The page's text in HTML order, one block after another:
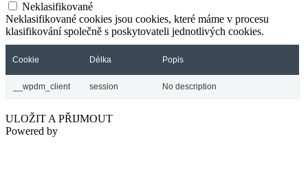
Neklasifikované
Neklasifikované cookies jsou cookies, které máme v procesu
klasifikování společně s poskytovateli jednotlivých cookies.
Cookie Délka Popis
__wpdm_client session No description
ULOŽIT A PŘIJMOUT
Powered by